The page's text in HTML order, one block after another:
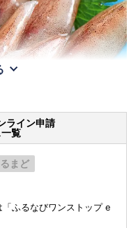
ライン申請
覧
まど
ふるなびワンストップ e